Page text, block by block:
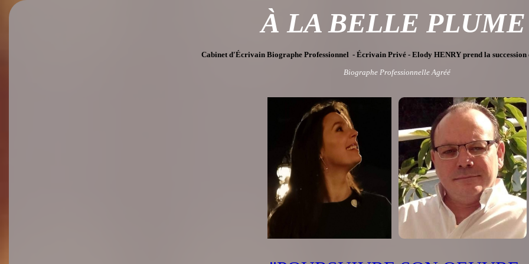
À LA BELLE PLUME
Cabinet d'Écrivain Biographe Professionnel - Écrivain Privé - Elody HENRY prend la
Biographe Professionnelle Agréé
<div
<div